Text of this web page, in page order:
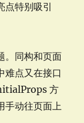
点特别吸引
。同构和页面
难点又在接口
方
手动往页面上